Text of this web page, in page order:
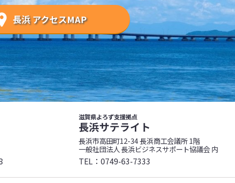
長浜 アクセスMAP
滋賀県よろず支援拠点
長浜サテライト
長浜市高田町12-34 長浜商工会議所 1階
一般社団法人 長浜ビジネスサポート協議会 内
TEL： 0749-63-7333